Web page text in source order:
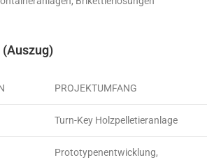
PROJEKTUMFANG
Turn-Key Holzpelletieranlage
Prototypenentwicklung,